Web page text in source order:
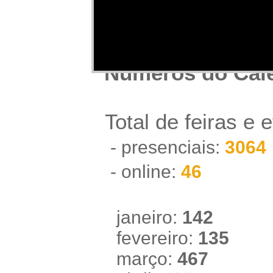
Números do
Total de feiras e
- presenciais: 3064
- online: 46
janeiro: 142
fevereiro: 135
março: 467